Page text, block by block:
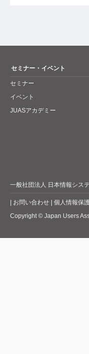
セミナー・イベント
セミナー
イベント
JUASアカデミー
一般社団法人 日本情報シス
お問い合わせ 個人情報保
Copyright © Japan Users